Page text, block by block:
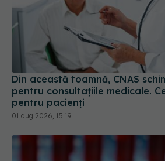
Din această toamnă, CNAS
pentru consultațiile medicale.
pentru pacienți
01 aug 2026, 15:19